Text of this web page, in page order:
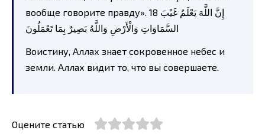
вообще говорите правду». 18 إِنَّ اللَّهَ يَعْلَمُ غَيْبَ
السَّمَاوَاتِ وَالْأَرْضِ وَاللَّهُ بَصِيرٌ بِمَا تَعْمَلُونَ
Воистину, Аллах знает сокровенное небес и
земли. Аллах видит то, что вы совершаете.
Оцените статью